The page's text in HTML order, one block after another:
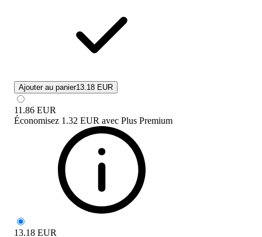
Ajouter au panier13.18 EUR
11.86 EUR
Économisez 1.32 EUR avec Plus Premium
13.18 EUR